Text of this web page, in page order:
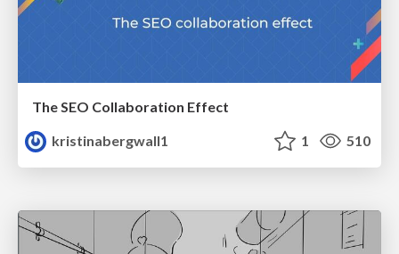
The SEO Collaboration Effect
kristinabergwall1
1 510